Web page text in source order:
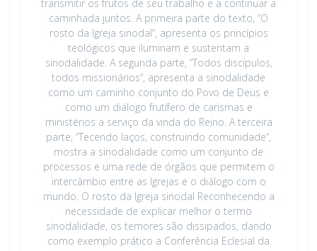
transmitir os frutos de seu trabalho e a continuar a
caminhada juntos. A primeira parte do texto, “O
rosto da Igreja sinodal“, apresenta os princípios
teológicos que iluminam e sustentam a
sinodalidade. A segunda parte, “Todos discípulos,
todos missionários“, apresenta a sinodalidade
como um caminho conjunto do Povo de Deus e
como um diálogo frutífero de carismas e
ministérios a serviço da vinda do Reino. A terceira
parte, “Tecendo laços, construindo comunidade“,
mostra a sinodalidade como um conjunto de
processos e uma rede de órgãos que permitem o
intercâmbio entre as Igrejas e o diálogo com o
mundo. O rosto da Igreja sinodal Reconhecendo a
necessidade de explicar melhor o termo
sinodalidade, os temores são dissipados, dando
como exemplo prático a Conferência Eclesial da